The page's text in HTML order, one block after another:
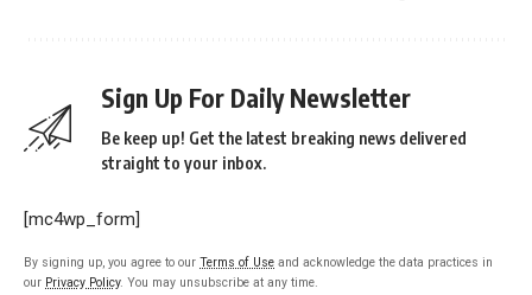
Sign Up For Daily Newsletter
Be keep up! Get the latest breaking news delivered
straight to your inbox.
[mc4wp_form]
By signing up, you agree to our Terms of Use and acknowledge the data practices in
our Privacy Policy. You may unsubscribe at any time.